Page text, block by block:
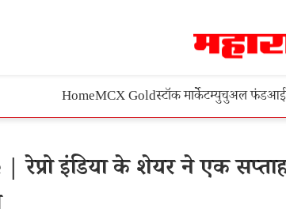
HomeMCX Goldस्टॉक मार्केटम्युचुअल फंड
इंडिया के शेयर ने एक